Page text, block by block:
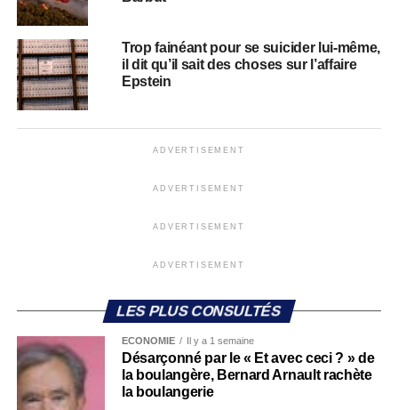
Trop fainéant pour se suicider lui-même,
il dit qu’il sait des choses sur l’affaire
Epstein
ADVERTISEMENT
ADVERTISEMENT
ADVERTISEMENT
ADVERTISEMENT
LES PLUS CONSULTÉS
ECONOMIE Il y a 1 semaine
Désarçonné par le « Et avec ceci ? » de
la boulangère, Bernard Arnault rachète
la boulangerie